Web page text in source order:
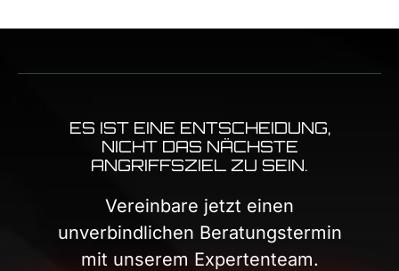
ES IST EINE ENTSCHEIDUNG,
NICHT DAS NÄCHSTE
ANGRIFFSZIEL ZU SEIN.
Vereinbare jetzt einen
unverbindlichen Beratungstermin
mit unserem Expertenteam.